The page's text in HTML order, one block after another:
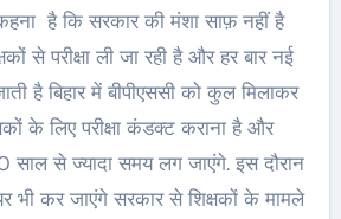
है कि सरकार की मंशा साफ़ नहीं है
से परीक्षा ली जा रही है और हर बार नई
है बिहार में बीपीएससी को कुल मिलाकर
के लिए परीक्षा कंडक्ट कराना है और
साल से ज्यादा समय लग जाएंगे. इस दौरान
भी कर जाएंगे सरकार से शिक्षकों के मामले